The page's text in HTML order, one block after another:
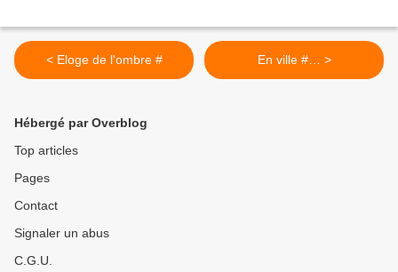
< Eloge de l'ombre # En ville #… >
Hébergé par Overblog
Top articles
Pages
Contact
Signaler un abus
C.G.U.